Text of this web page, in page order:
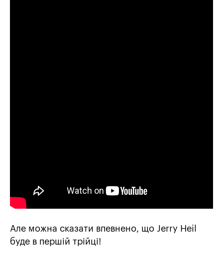
Але можна сказати впевнено, що Jerry Heil
буде в першій трійці!